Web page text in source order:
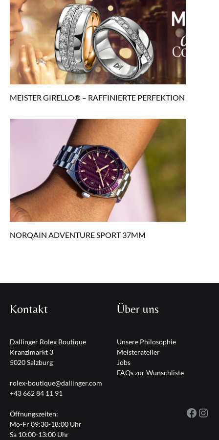
MEISTER GIRELLO® – RAFFINIERTE PERFEKTION
NORQAIN ADVENTURE SPORT 37MM
Kontakt
Dallinger Rolex Boutique
Kranzlmarkt 3
5020 Salzburg
rolex-boutique@dallinger.com
+43 662 84 11 91
Öffnungszeiten:
Mo-Fr 09:30-18:00 Uhr
Sa 10:00-13:00 Uhr
Über uns
Unsere Philosophie
Meisteratelier
Jobs
FAQs zur Wunschliste